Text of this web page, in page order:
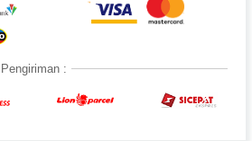
Pengiriman :